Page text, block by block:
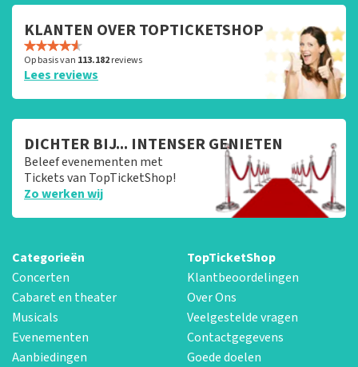
KLANTEN OVER TOPTICKETSHOP
Op basis van 113.182reviews
Lees reviews
DICHTER BIJ... INTENSER GENIETEN
Beleef evenementen met
Tickets van TopTicketShop!
Zo werken wij
Categorieën
Concerten
Cabaret en theater
Musicals
Evenementen
Aanbiedingen
TopTicketShop
Klantbeoordelingen
Over Ons
Veelgestelde vragen
Contactgegevens
Goede doelen